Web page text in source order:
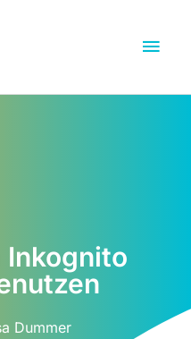
Inkognito
Dummer